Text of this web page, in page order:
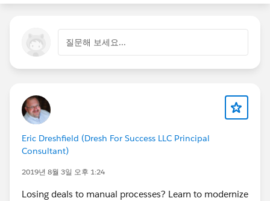
질문해 보세요...
Eric Dreshfield (Dresh For Success LLC Principal
Consultant)
2019년 8월 3일 오후 1:24
Losing deals to manual processes? Learn to modernize